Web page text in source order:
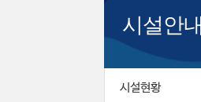
시설안내
시설현황